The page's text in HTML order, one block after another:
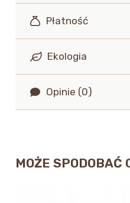
Płatność
Ekologia
Opinie (0)
MOŻE SPODOBAĆ